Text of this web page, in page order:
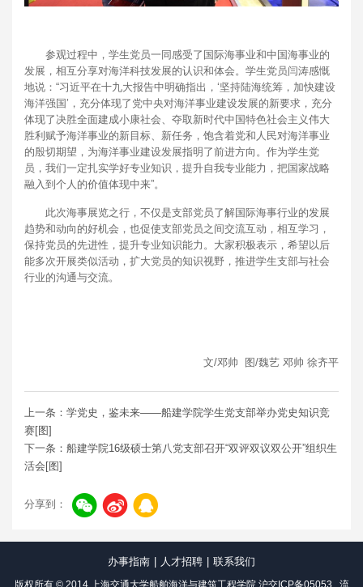
参观过程中，学生党员一同感受了国际海事业和中国海事业的
发展，相互分享对海洋科技发展的认识和体会。学生党员闫涛感慨
地说：“习近平在十九大报告中明确指出，‘坚持陆海统筹，加快建设
海洋强国’，充分体现了党中央对海洋事业建设发展的新要求，充分
体现了决胜全面建成小康社会、夺取新时代中国特色社会主义伟大
胜利赋予海洋事业的新目标、新任务，饱含着党和人民对海洋事业
的殷切期望，为海洋事业建设发展指明了前进方向。作为学生党
员，我们一定扎实学好专业知识，提升自我专业能力，把国家战略
融入到个人的价值体现中来”。
此次海事展览之行，不仅是支部党员了解国际海事行业的发展
趋势和动向的好机会，也促使支部党员之间交流互动，相互学习，
保持党员的先进性，提升专业知识能力。大家积极表示，希望以后
能多次开展类似活动，扩大党员的知识视野，推进学生支部与社会
行业的沟通与交流。
文/邓帅 图/魏艺 邓帅 徐齐平
上一条：学党史，鉴未来——船建学院学生党支部举办党史知识竞
赛[图]
下一条：船建学院16级硕士第八党支部召开“双评双议双公开”组织生
活会[图]
分享到：
办事指南 人才招聘 联系我们